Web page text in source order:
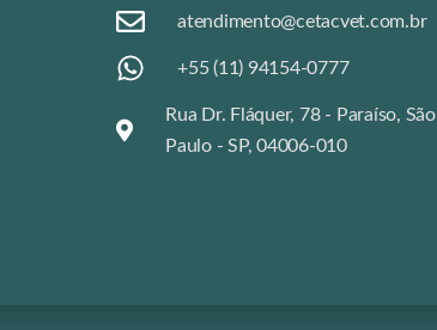
atendimento@cetacvet.com.br
+55 (11) 94154-0777
Rua Dr. Fláquer, 78 - Paraíso, São
Paulo - SP, 04006-010​